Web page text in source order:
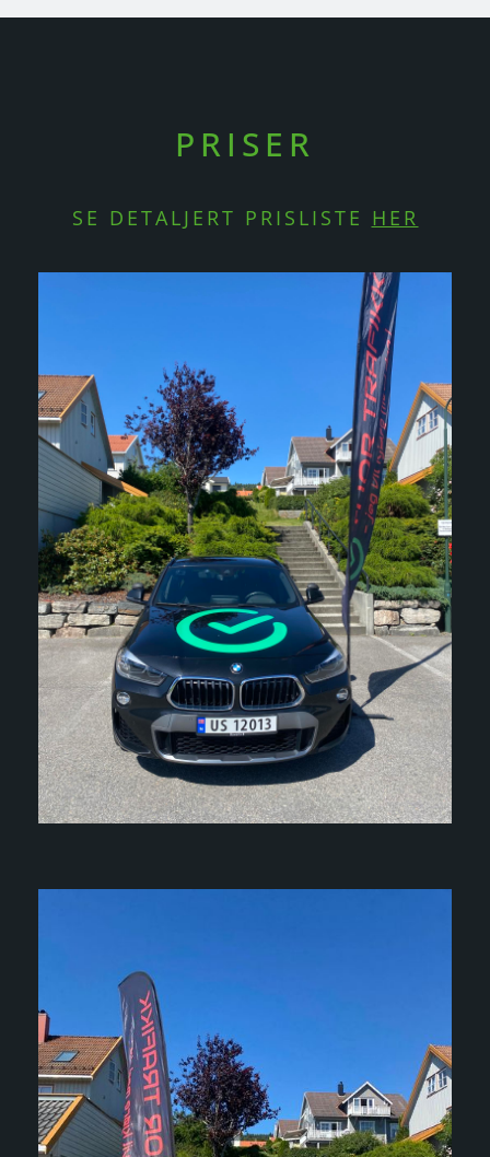
PRISER
SE DETALJERT PRISLISTE HER